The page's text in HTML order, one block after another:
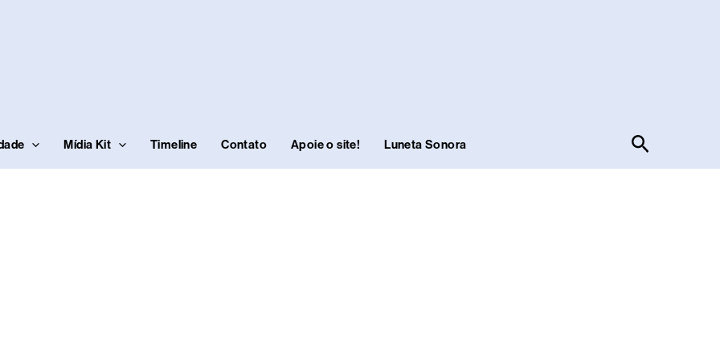
Mídia Kit Timeline Contato Apoie o site! Luneta Sonora Pesquisar